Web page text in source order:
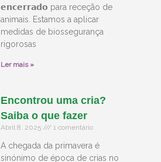
𝗲𝗻𝗰𝗲𝗿𝗿𝗮𝗱𝗼 para receção de
animais. Estamos a aplicar
medidas de biossegurança
rigorosas
Ler mais »
Encontrou uma cria?
Saiba o que fazer
Abril 8, 2025 1 comentário
A chegada da primavera é
sinónimo de época de crias no